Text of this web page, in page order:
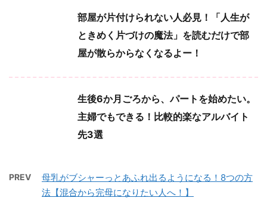
部屋が片付けられない人必見！「人生が
ときめく片づけの魔法」を読むだけで部
屋が散らからなくなるよー！
生後6か月ごろから、パートを始めたい。
主婦でもできる！比較的楽なアルバイト
先3選
PREV
母乳がブシャーっとあふれ出るようになる！8つの方
法【混合から完母になりたい人へ！】